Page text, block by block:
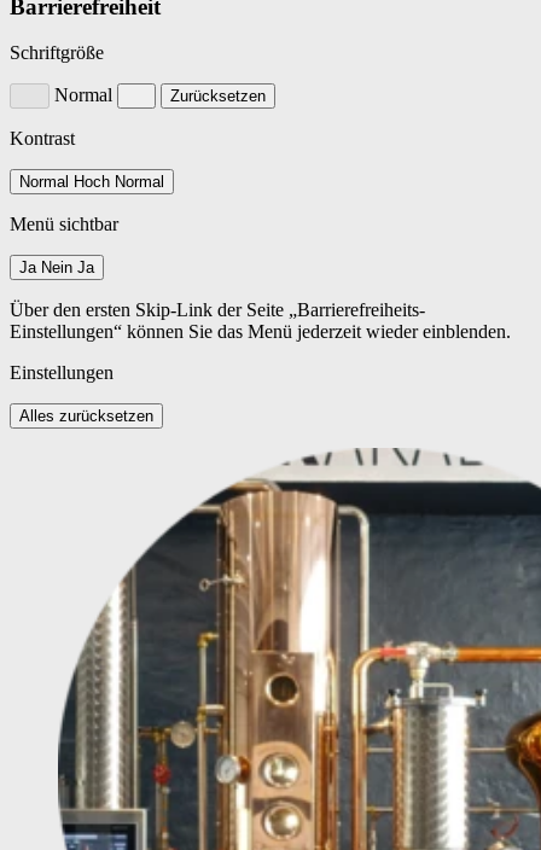
Barrierefreiheit
Schriftgröße
Normal Zurücksetzen
Kontrast
Normal Hoch Normal
Menü sichtbar
Ja Nein Ja
Über den ersten Skip-Link der Seite „Barrierefreiheits-
Einstellungen“ können Sie das Menü jederzeit wieder einblenden.
Einstellungen
Alles zurücksetzen